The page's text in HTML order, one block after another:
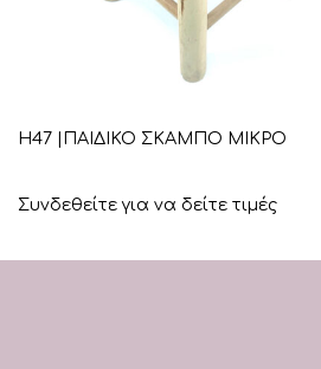
Η47 |ΠΑΙΔΙΚΟ ΣΚΑΜΠΟ ΜΙΚΡΟ
Συνδεθείτε για να δείτε τιμές